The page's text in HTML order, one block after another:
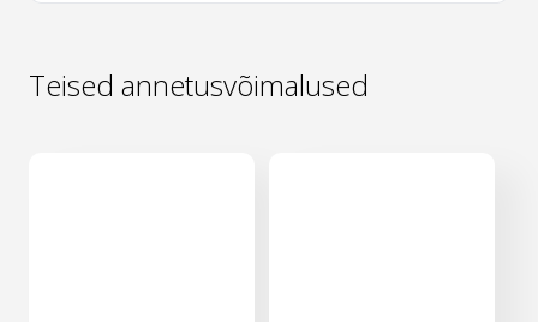
Teised annetusvõimalused